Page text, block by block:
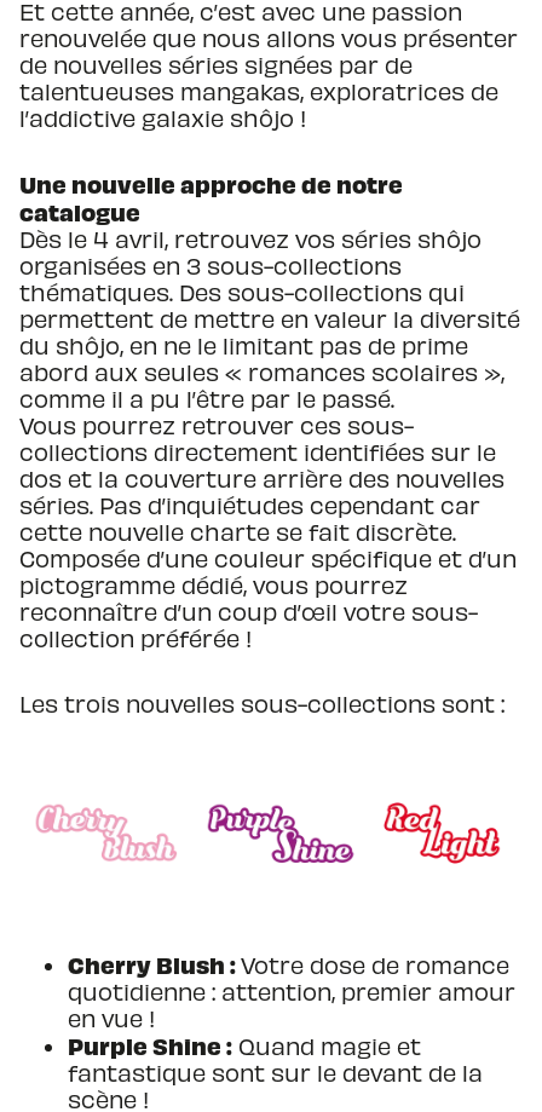
Et cette année, c’est avec une passion
renouvelée que nous allons vous présenter
de nouvelles séries signées par de
talentueuses mangakas, exploratrices de
l’addictive galaxie shôjo !
Une nouvelle approche de notre
catalogue
Dès le 4 avril, retrouvez vos séries shôjo
organisées en 3 sous-collections
thématiques. Des sous-collections qui
permettent de mettre en valeur la diversité
du shôjo, en ne le limitant pas de prime
abord aux seules « romances scolaires »,
comme il a pu l’être par le passé.
Vous pourrez retrouver ces sous-
collections directement identifiées sur le
dos et la couverture arrière des nouvelles
séries. Pas d’inquiétudes cependant car
cette nouvelle charte se fait discrète.
Composée d’une couleur spécifique et d’un
pictogramme dédié, vous pourrez
reconnaître d’un coup d’œil votre sous-
collection préférée !
Les trois nouvelles sous-collections sont :
Cherry Blush :Votre dose de romance
quotidienne : attention, premier amour
en vue !
Purple Shine : Quand magie et
fantastique sont sur le devant de la
scène !